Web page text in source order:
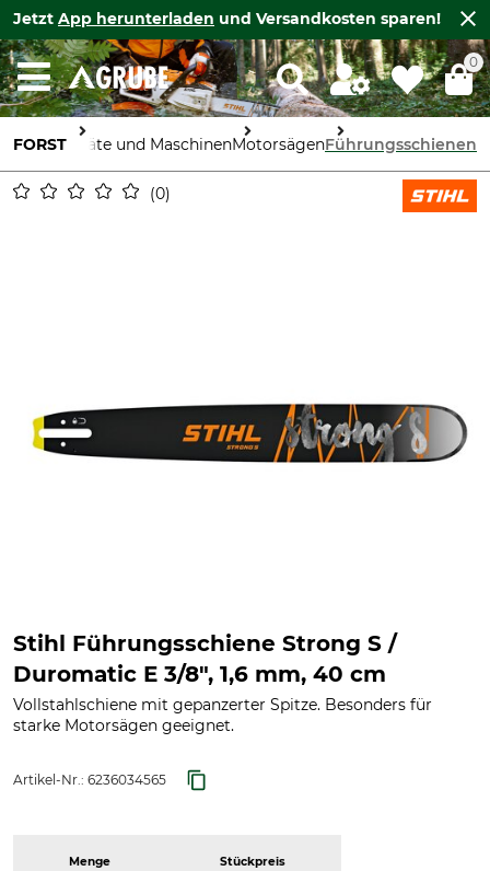
Jetzt App herunterladen und Versandkosten sparen!
0
FORSTGeräte und MaschinenMotorsägenFührungsschienen
0
Stihl Führungsschiene Strong S /
Duromatic E 3/8", 1,6 mm, 40 cm
Vollstahlschiene mit gepanzerter Spitze. Besonders für
starke Motorsägen geeignet.
Artikel-Nr.: 6236034565
Menge Stückpreis